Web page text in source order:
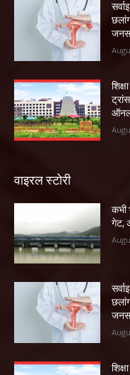
वाइरल स्टोरी
कभी
गेट,